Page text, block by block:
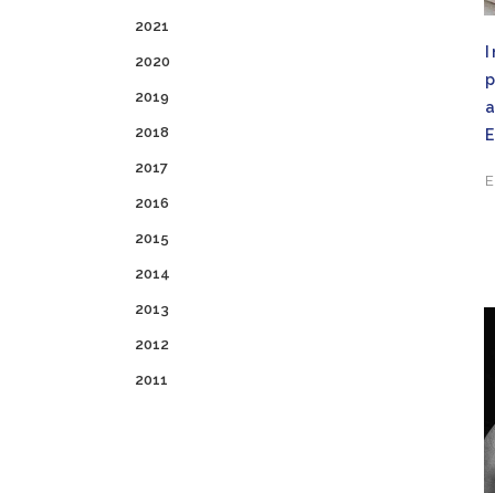
2021
2020
2019
2018
2017
2016
2015
2014
2013
2012
2011